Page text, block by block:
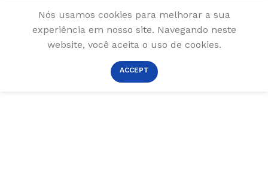
Nós usamos cookies para melhorar a sua
experiência em nosso site. Navegando neste
website, você aceita o uso de cookies.
ACCEPT